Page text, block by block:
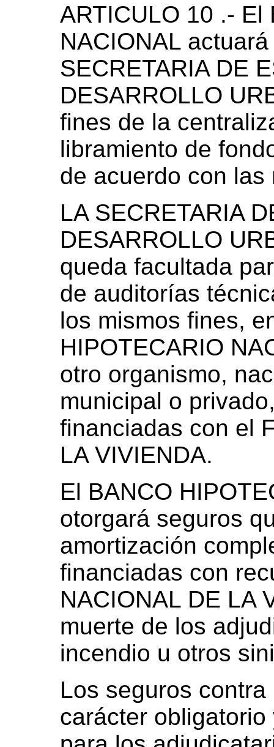
ARTICULO 10 .- El
NACIONAL
SECRETARIA DE
DESARROLLO
fines de la
libramiento de
de acuerdo con
LA SECRETARIA
DESARROLLO
queda facultada
de auditorías
los mismos fines,
HIPOTECARIO
otro organismo,
municipal o
financiadas con el
LA VIVIENDA.
El BANCO
otorgará seguros
amortización
financiadas con
NACIONAL DE LA
muerte de los
incendio u otros
Los seguros
carácter